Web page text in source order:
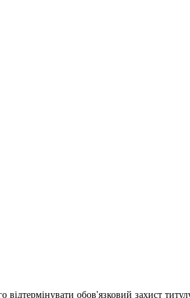
обов'язковий захист